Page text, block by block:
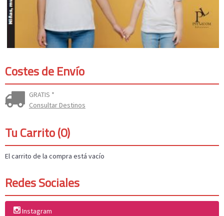
Costes de Envío
GRATIS *
Consultar Destinos
Tu Carrito (0)
El carrito de la compra está vacío
Redes Sociales
Instagram